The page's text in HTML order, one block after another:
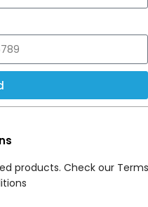
products. Check our Terms